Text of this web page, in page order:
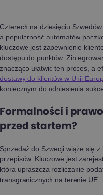
Czterech na dziesięciu
a popularność automatów
kluczowe jest zapewnienie
dostępu do punktów.
znacząco ułatwić ten proces, a
dostawy do klientów w Unii
koniecznym do odniesienia
Formalności i
przed startem?
Sprzedaż do Szwecji wiąże się
przepisów. Kluczowe jest
która upraszcza rozliczanie
transgranicznych na terenie UE.